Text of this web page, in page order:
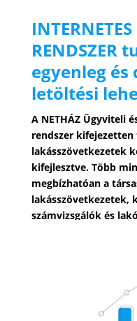
RENDSZER
egyenleg
letöltési
A NETHÁZ Ügyviteli
rendszer kifejezetten
lakásszövetkezetek
kifejlesztve. Több
megbízhatóan a
lakásszövetkezetek,
számvizsgálók és